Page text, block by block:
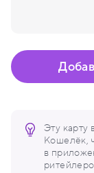
Эту карту
Кошелёк,
в